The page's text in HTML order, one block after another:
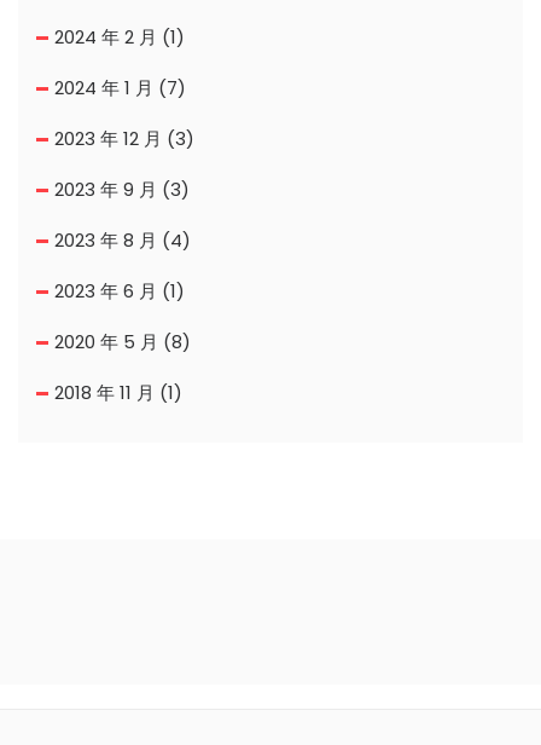
2024 年 2 月 (1)
2024 年 1 月 (7)
2023 年 12 月 (3)
2023 年 9 月 (3)
2023 年 8 月 (4)
2023 年 6 月 (1)
2020 年 5 月 (8)
2018 年 11 月 (1)